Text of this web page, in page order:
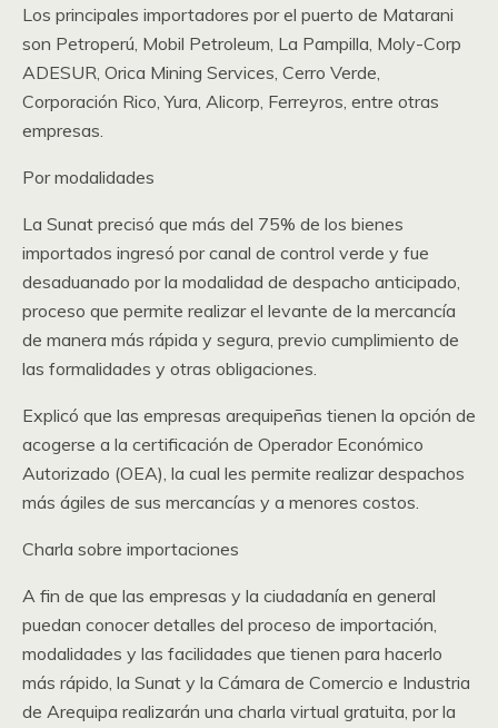
Los principales importadores por el puerto de Matarani
son Petroperú, Mobil Petroleum, La Pampilla, Moly-Corp
ADESUR, Orica Mining Services, Cerro Verde,
Corporación Rico, Yura, Alicorp, Ferreyros, entre otras
empresas.
Por modalidades
La Sunat precisó que más del 75% de los bienes
importados ingresó por canal de control verde y fue
desaduanado por la modalidad de despacho anticipado,
proceso que permite realizar el levante de la mercancía
de manera más rápida y segura, previo cumplimiento de
las formalidades y otras obligaciones.
Explicó que las empresas arequipeñas tienen la opción de
acogerse a la certificación de Operador Económico
Autorizado (OEA), la cual les permite realizar despachos
más ágiles de sus mercancías y a menores costos.
Charla sobre importaciones
A fin de que las empresas y la ciudadanía en general
puedan conocer detalles del proceso de importación,
modalidades y las facilidades que tienen para hacerlo
más rápido, la Sunat y la Cámara de Comercio e Industria
de Arequipa realizarán una charla virtual gratuita, por la